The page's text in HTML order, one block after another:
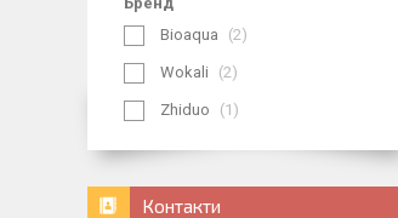
Bioaqua
2
Wokali 2
Zhiduo 1
Контакти